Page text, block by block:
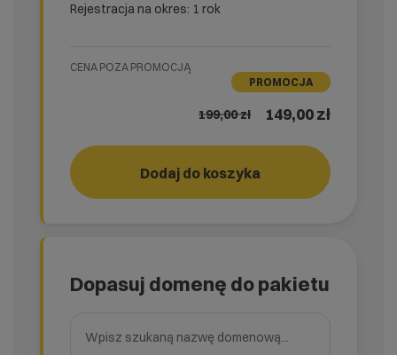
Rejestracja na okres: 1 rok
CENA POZA PROMOCJĄ
PROMOCJA
199,00zł 149,00 zł
Dodaj do koszyka RUN!
Dopasuj domenę do pakietu